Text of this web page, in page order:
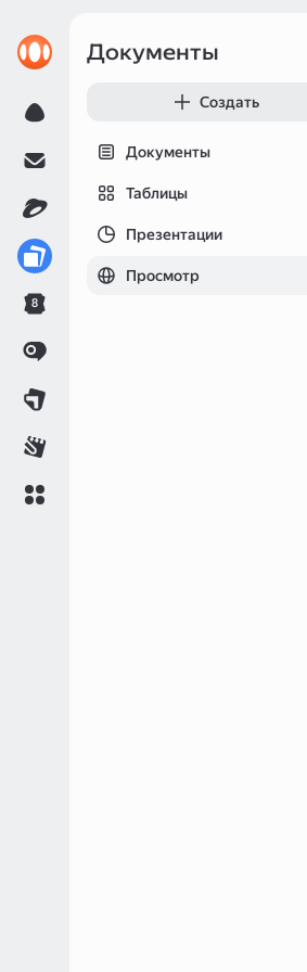
8
Документы
Создать
Документы
Таблицы
Презентации
Просмотр